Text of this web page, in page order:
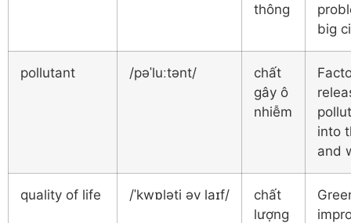
thông
big
pollutant /pəˈluːtənt/
chất
gây ô
nhiễm
into
and
quality of life /ˈkwɒləti əv laɪf/
chất
lượng